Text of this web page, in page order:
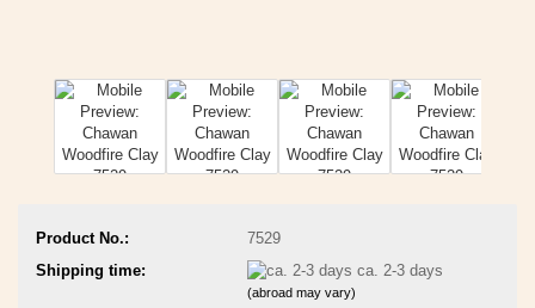
Product No.:
7529
Shipping time:
ca. 2-3 days
(abroad may vary)